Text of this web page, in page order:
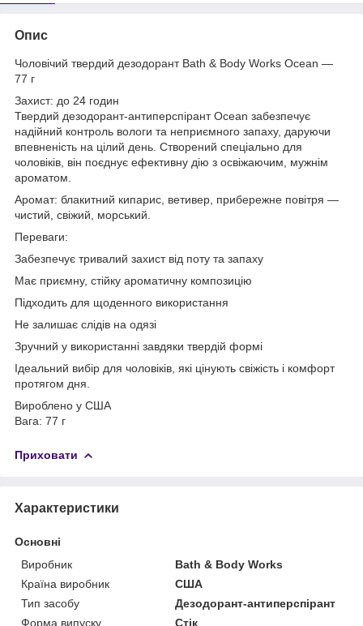
Опис
Чоловічий твердий дезодорант Bath & Body Works Ocean —
77 г
Захист: до 24 годин
Твердий дезодорант-антиперспірант Ocean забезпечує
надійний контроль вологи та неприємного запаху, даруючи
впевненість на цілий день. Створений спеціально для
чоловіків, він поєднує ефективну дію з освіжаючим, мужнім
ароматом.
Аромат: блакитний кипарис, ветивер, прибережне повітря —
чистий, свіжий, морський.
Переваги:
Забезпечує тривалий захист від поту та запаху
Має приємну, стійку ароматичну композицію
Підходить для щоденного використання
Не залишає слідів на одязі
Зручний у використанні завдяки твердій формі
Ідеальний вибір для чоловіків, які цінують свіжість і комфорт
протягом дня.
Вироблено у США
Вага: 77 г
Приховати
Характеристики
Основні
Виробник
Bath & Body Works
Країна виробник
США
Тип засобу
Дезодорант-антиперспірант
Форма випуску
Стік